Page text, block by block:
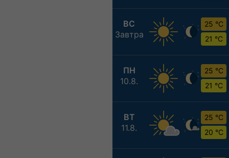
ВС
Завтра
25 °C
21 °C
ПН
10.8.
25 °C
21 °C
ВТ
11.8.
25 °C
20 °C